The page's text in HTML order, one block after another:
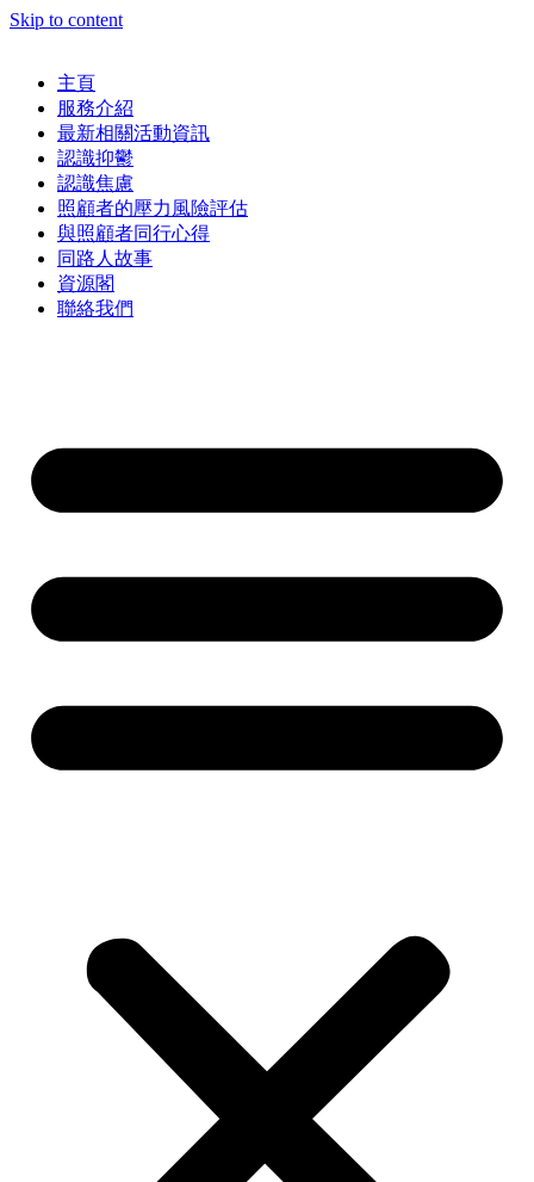
Skip to content
主頁
服務介紹
最新相關活動資訊
認識抑鬱
認識焦慮
照顧者的壓力風險評估
與照顧者同行心得
同路人故事
資源閣
聯絡我們